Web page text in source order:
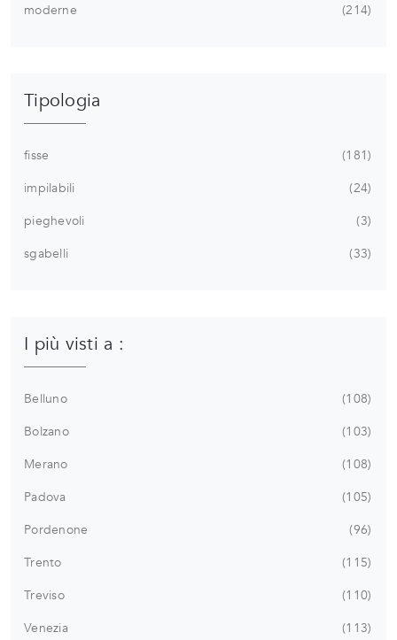
moderne
214
Tipologia
fisse
181
impilabili
24
pieghevoli
3
sgabelli
33
I più visti a :
Belluno
108
Bolzano
103
Merano
108
Padova
105
Pordenone
96
Trento
115
Treviso
110
Venezia
113